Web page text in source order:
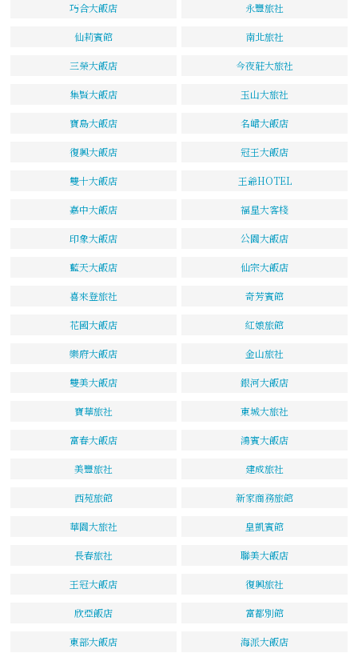
巧合大飯店 永豐旅社
仙莉賓館 南北旅社
三榮大飯店 今夜莊大旅社
集賢大飯店 玉山大旅社
寶島大飯店 名峮大飯店
復興大飯店 冠王大飯店
雙十大飯店 王爺HOTEL
嘉中大飯店 福星大客棧
印象大飯店 公園大飯店
藍天大飯店 仙宗大飯店
喜來登旅社 奇芳賓館
花國大飯店 紅娘旅館
樂府大飯店 金山旅社
雙美大飯店 銀河大飯店
寶華旅社 東城大旅社
富春大飯店 鴻賓大飯店
美豐旅社 建成旅社
西苑旅館 新家商務旅館
華園大旅社 皇凱賓館
長春旅社 聯美大飯店
王冠大飯店 復興旅社
欣亞飯店 富都別館
東部大飯店 海派大飯店